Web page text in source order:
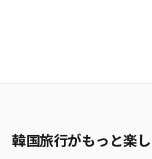
韓国旅行がもっと楽し